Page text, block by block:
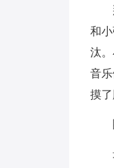
和
汰
音
摸